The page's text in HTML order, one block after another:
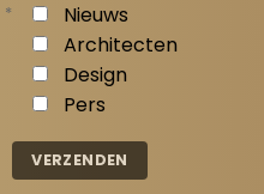
*
Nieuws
Architecten
Design
Pers